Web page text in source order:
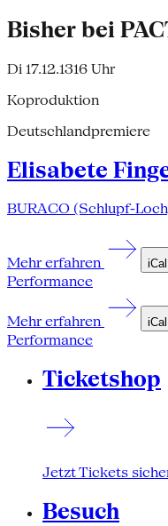
Bisher bei
Di 17.12.1316 Uhr
Koproduktion
Deutschlandpremiere
Elisabete
BURACO (Schlupf-
Mehr erfahren iCal
Performance
Mehr erfahren iCal
Performance
Ticketshop
Jetzt Tickets
Besuch